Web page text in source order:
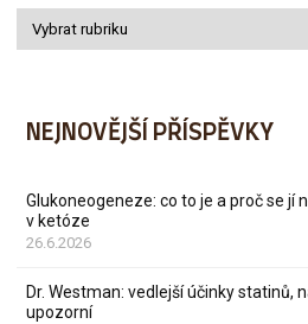
NEJNOVĚJŠÍ PŘÍSPĚVKY
Glukoneogeneze: co to je a proč se jí
v ketóze
26.6.2026
Dr. Westman: vedlejší účinky statinů,
upozorní